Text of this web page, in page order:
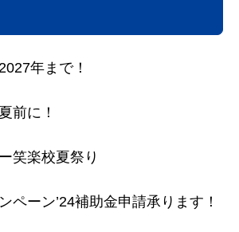
年まで！
前に！
笑楽校夏祭り
ペーン’24補助金申請承ります！